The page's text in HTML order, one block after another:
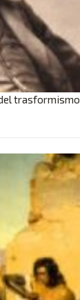
trasformismo